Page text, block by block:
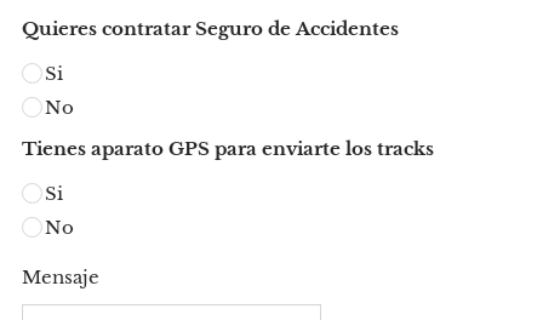
Quieres contratar Seguro de Accidentes
Si
No
Tienes aparato GPS para enviarte los tracks
Si
No
Mensaje